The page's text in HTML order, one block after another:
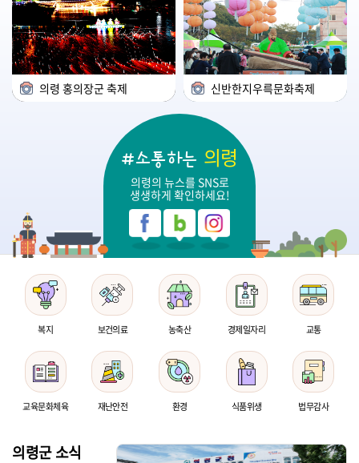
의령 홍의장군 축제 신반한지우륵문화축제
충익사 자굴산
의병박물관 곤충생태학습관
#소통하는 의령
의령의 뉴스를 SNS로
생생하게 확인하세요!
복지 보건의료 농축산 경제일자리 교통
교육문화체육 재난안전 환경 식품위생 법무감사
의령군 소식